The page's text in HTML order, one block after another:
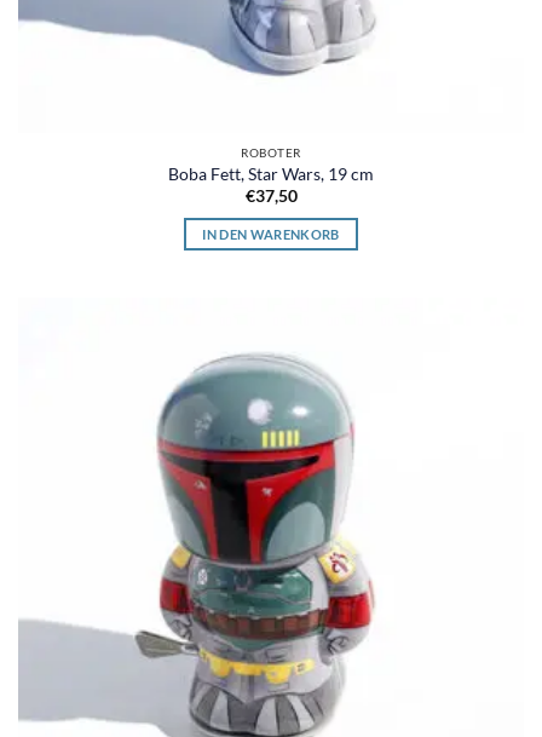
ROBOTER
Boba Fett, Star Wars, 19 cm
€37,50
IN DEN WARENKORB